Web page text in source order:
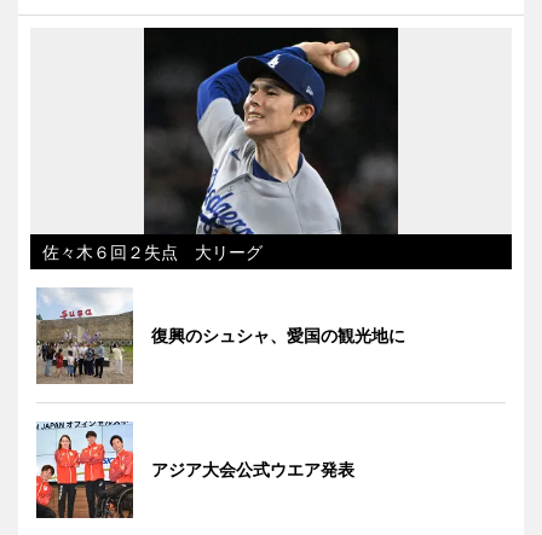
佐々木６回２失点 大リーグ
復興のシュシャ、愛国の観光地に
アジア大会公式ウエア発表